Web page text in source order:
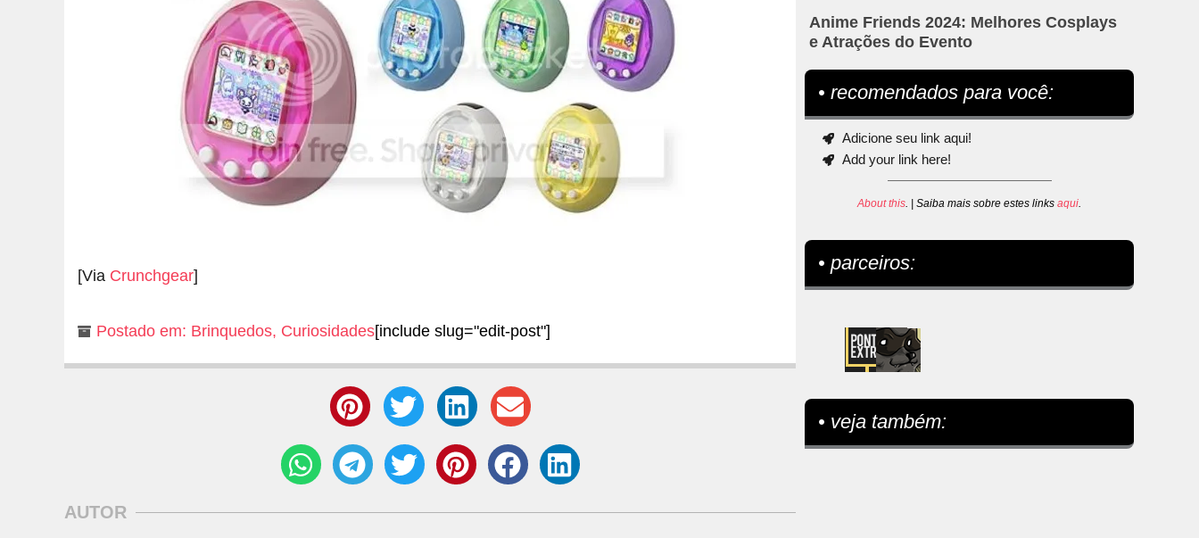
[Via Crunchgear]
Postado em: Brinquedos, Curiosidades[include slug="edit-post"]
AUTOR
Anime Friends 2024: Melhores Cosplays
e Atrações do Evento
• recomendados para você:
Adicione seu link aqui!
Add your link here!
About this. | Saiba mais sobre estes linksaqui.
• parceiros:
• veja também: